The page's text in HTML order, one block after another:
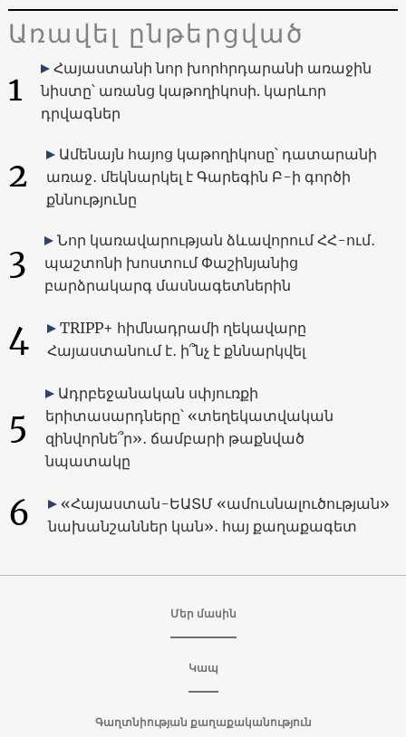
Առավել ընթերցված
1
Հայաստանի նոր խորհրդարանի առաջին
նիստը՝ առանց կաթողիկոսի. կարևոր
դրվագներ
2
Ամենայն հայոց կաթողիկոսը՝ դատարանի
առաջ․ մեկնարկել է Գարեգին Բ-ի գործի
քննությունը
3
Նոր կառավարության ձևավորում ՀՀ-ում․
պաշտոնի խոստում Փաշինյանից
բարձրակարգ մասնագետներին
4
TRIPP+ հիմնադրամի ղեկավարը
Հայաստանում է․ ի՞նչ է քննարկվել
5
Ադրբեջանական սփյուռքի
երիտասարդները՝ «տեղեկատվական
զինվորնե՞ր»․ ճամբարի թաքնված
նպատակը
6
«Հայաստան-ԵԱՏՄ «ամուսնալուծության»
նախանշաններ կան»․ հայ քաղաքագետ
Մեր մասին
Կապ
Գաղտնիության քաղաքականություն